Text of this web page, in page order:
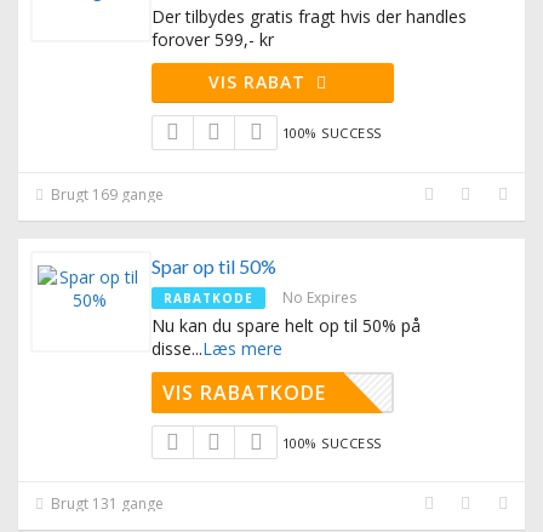
Der tilbydes gratis fragt hvis der handles
forover 599,- kr
VIS RABAT
100% SUCCESS
Brugt 169 gange
Spar op til 50%
RABATKODE No Expires
Nu kan du spare helt op til 50% på
disse...Læs mere
VIS RABATKODE
100% SUCCESS
Brugt 131 gange